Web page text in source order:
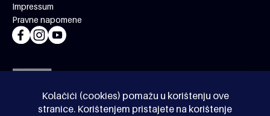
Kolačići (cookies) pomažu u korištenju ove
stranice. Korištenjem pristajete na korištenje
Impressum
Pravne napomene